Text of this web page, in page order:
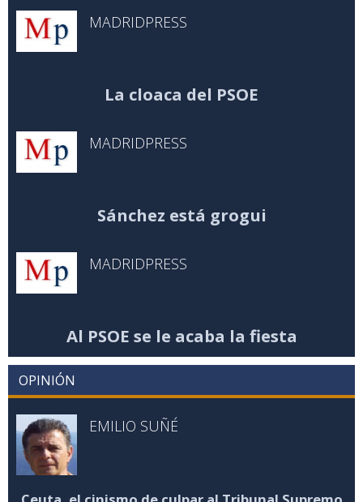
MADRIDPRESS
La cloaca del PSOE
MADRIDPRESS
Sánchez está grogui
MADRIDPRESS
Al PSOE se le acaba la fiesta
OPINIÓN
EMILIO SUÑÉ